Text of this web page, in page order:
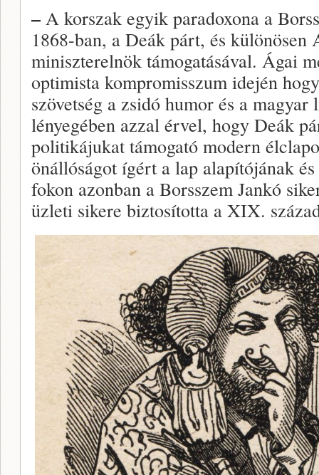
– A korszak egyik paradoxona a
1868-ban, a Deák párt, és különösen
miniszterelnök támogatásával. Ágai
optimista kompromisszum idején
szövetség a zsidó humor és a
lényegében azzal érvel, hogy Deák
politikájukat támogató modern
önállóságot ígért a lap alapítójának
fokon azonban a Borsszem Jankó
üzleti sikere biztosította a XIX.